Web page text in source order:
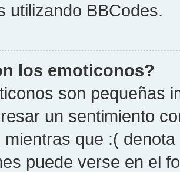
utilizando BBCodes.
los emoticonos?
son pequeñas
un sentimiento
mientras que :(
puede verse en el